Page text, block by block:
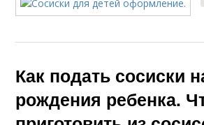
Как подать сосиски
рождения ребенка.